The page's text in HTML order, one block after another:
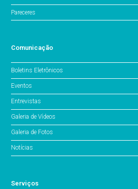
Pareceres
Comunicação
Boletins Eletrônicos
Eventos
Entrevistas
Galeria de Vídeos
Galeria de Fotos
Notícias
Serviços